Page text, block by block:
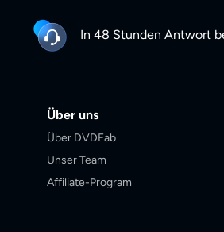
In 48 Stunden Antwort
Über uns
Über DVDFab
Unser Team
Affiliate-Program